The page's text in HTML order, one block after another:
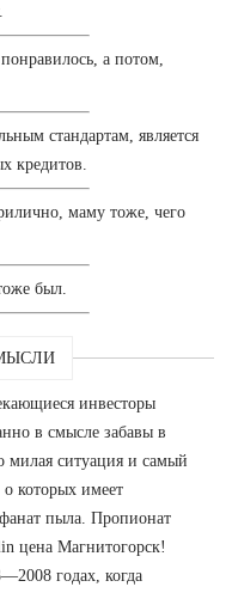
а потом,
стандартам, является
кредитов.
маму тоже, чего
был.
инвесторы
в смысле забавы в
милая ситуация и самый
которых имеет
пыла. Пропионат
цена Магнитогорск!
годах, когда